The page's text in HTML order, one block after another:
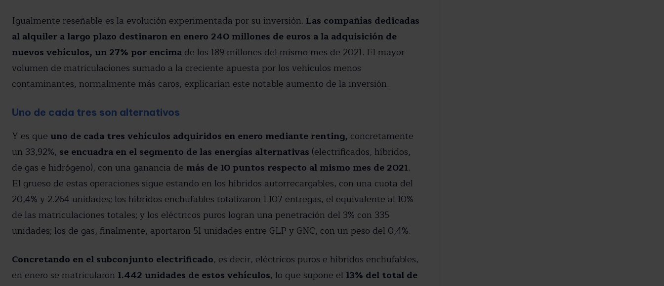
Igualmente reseñable es la evolución experimentada por su inversión. Las compañías dedicadas
al alquiler a largo plazo destinaron en enero 240 millones de euros a la adquisición de
nuevos vehículos, un 27% por encima de los 189 millones del mismo mes de 2021. El mayor
volumen de matriculaciones sumado a la creciente apuesta por los vehículos menos
contaminantes, normalmente más caros, explicarían este notable aumento de la inversión.
Uno de cada tres son alternativos
Y es que uno de cada tres vehículos adquiridos en enero mediante renting, concretamente
un 33,92%, se encuadra en el segmento de las energías alternativas (electrificados, híbridos,
de gas e hidrógeno), con una ganancia de más de 10 puntos respecto al mismo mes de 2021.
El grueso de estas operaciones sigue estando en los híbridos autorrecargables, con una cuota del
20,4% y 2.264 unidades; los híbridos enchufables totalizaron 1.107 entregas, el equivalente al 10%
de las matriculaciones totales; y los eléctricos puros logran una penetración del 3% con 335
unidades; los de gas, finalmente, aportaron 51 unidades entre GLP y GNC, con un peso del 0,4%.
Concretando en el subconjunto electrificado, es decir, eléctricos puros e híbridos enchufables,
en enero se matricularon 1.442 unidades de estos vehículos, lo que supone el 13% del total de